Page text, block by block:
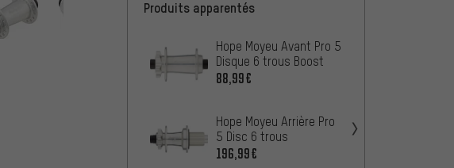
Produits apparentés
Hope Moyeu Avant Pro 5
Disque 6 trous Boost
88,99€
Hope Moyeu Arrière Pro
5 Disc 6 trous
196,99€